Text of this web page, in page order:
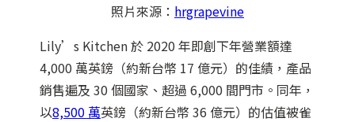
照片來源： hrgrapevine
Lily’s Kitchen 於 2020 年即創下年營業額達
4,000 萬英鎊（約新台幣 17 億元）的佳績，產品
銷售遍及 30 個國家、超過 6,000 間門市。同年，
以8,500 萬英鎊（約新台幣 36 億元）的估值被雀